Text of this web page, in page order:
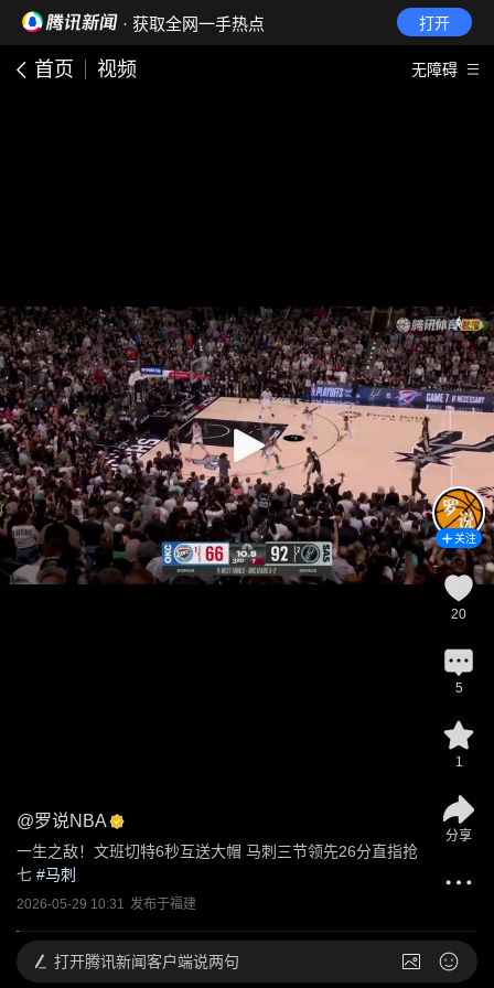
· 获取全网一手热点 打开
首页 视频 无障碍
@罗说NBA
一生之敌！文班切特6秒互送大帽 马刺三节领先26分直指抢
七 #马刺
2026-05-29 10:31 发布于福建
关注
20
5
1
分享
打开腾讯新闻客户端说两句